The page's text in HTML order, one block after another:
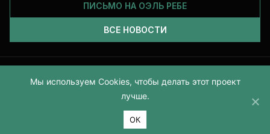
ПИСЬМО НА ОЭЛЬ РЕБЕ
ВСЕ НОВОСТИ
Все права защищены и принадлежат Еврейской общине Днепра.
2026
Мы используем Cookies, чтобы делать этот проект
лучше.
ОК